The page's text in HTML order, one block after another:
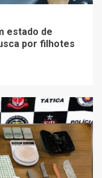
estado de
por filhotes